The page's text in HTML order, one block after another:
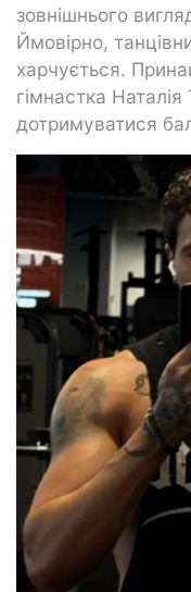
зовнішнього
Ймовірно,
харчується.
гімнастка
дотримуватися